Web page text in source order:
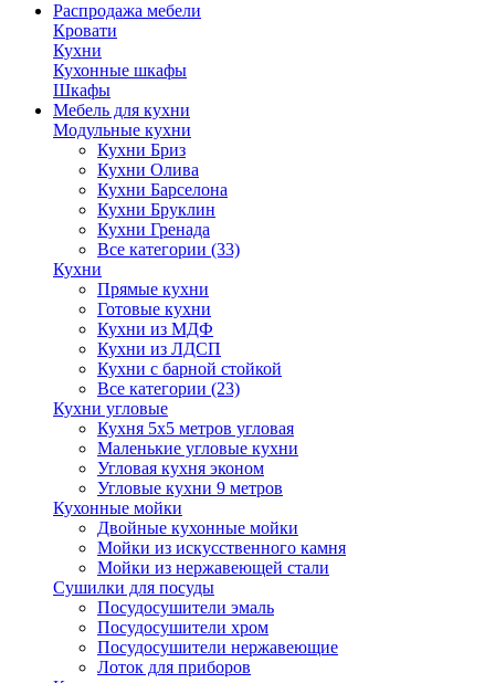
Распродажа мебели
Кровати
Кухни
Кухонные шкафы
Шкафы
Мебель для кухни
Модульные кухни
Кухни Бриз
Кухни Олива
Кухни Барселона
Кухни Бруклин
Кухни Гренада
Все категории (33)
Кухни
Прямые кухни
Готовые кухни
Кухни из МДФ
Кухни из ЛДСП
Кухни с барной стойкой
Все категории (23)
Кухни угловые
Кухня 5х5 метров угловая
Маленькие угловые кухни
Угловая кухня эконом
Угловые кухни 9 метров
Кухонные мойки
Двойные кухонные мойки
Мойки из искусственного камня
Мойки из нержавеющей стали
Сушилки для посуды
Посудосушители эмаль
Посудосушители хром
Посудосушители нержавеющие
Лоток для приборов